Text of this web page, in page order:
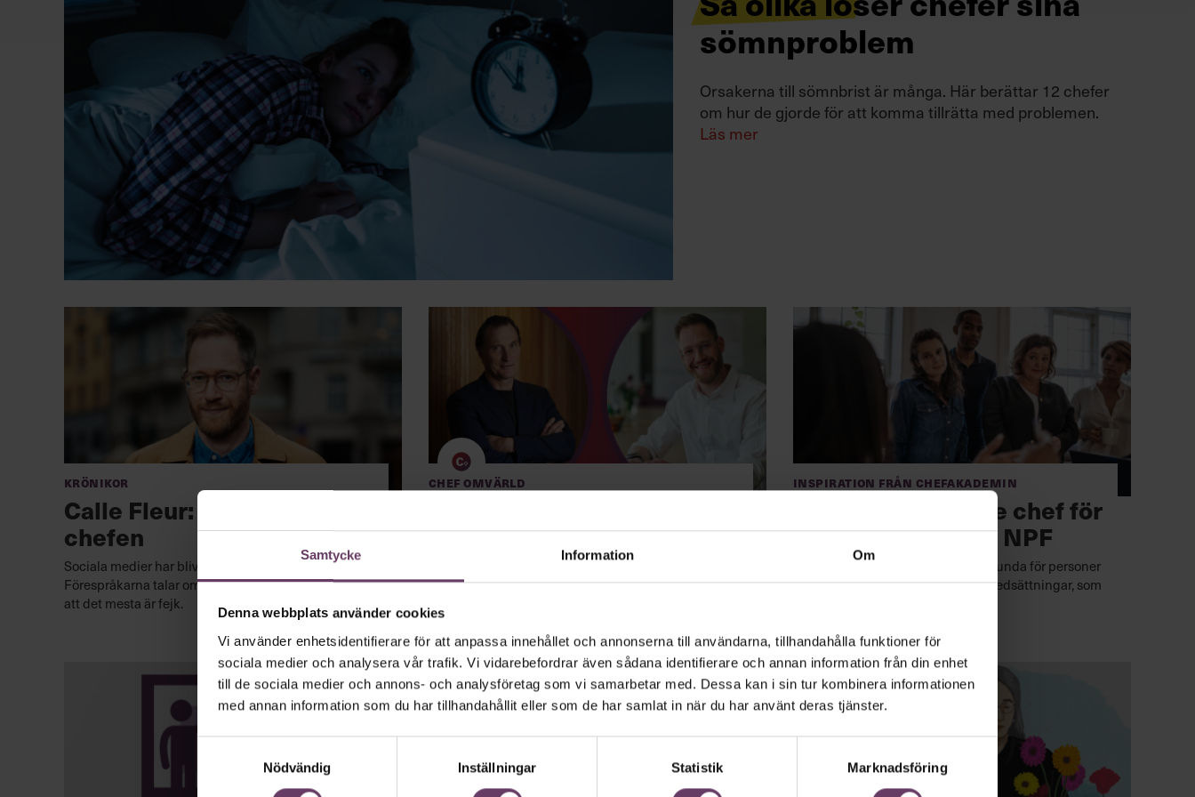
Samtycke Information Om
Denna webbplats använder cookies
Vi använder enhetsidentifierare för att anpassa innehållet och annonserna till användarna, tillhandahålla funktioner för
sociala medier och analysera vår trafik. Vi vidarebefordrar även sådana identifierare och annan information från din enhet
till de sociala medier och annons- och analysföretag som vi samarbetar med. Dessa kan i sin tur kombinera informationen
med annan information som du har tillhandahållit eller som de har samlat in när du har använt deras tjänster.
Nödvändig
Inställningar Statistik Marknadsföring
sömnproblem
Orsakerna till sömnbrist är många. Här berättar 12 chefer
om hur de gjorde för att komma tillrätta med problemen.
Läs mer
Krönikor
Calle Fleur: Sluta ducka,
chefen
Sociala medier har blivit en vattendelare.
Förespråkarna talar om överlevnad. Belackarna menar
att det mesta är fejk.
Chef Omvärld
”Ta-da, en svensk
ledarskapskanon”
Välkommen till Chef Omvärld, en exklusiv månatliga
Chefakademin+.
Inspiration från Chefakademin
Så blir du en bättre chef för
medarbetare med NPF
Fyra områden fungerar ofta annorlunda för personer
med neuropsykiatriska funktionsnedsättningar, som